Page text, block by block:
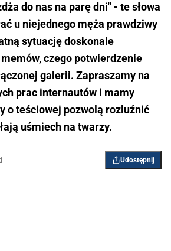
do nas na parę dni" - te słowa
u niejednego męża prawdziwy
sytuację doskonale
czego potwierdzenie
galerii. Zapraszamy na
prac internautów i mamy
o teściowej pozwolą rozluźnić
uśmiech na twarzy.
Udostępnij